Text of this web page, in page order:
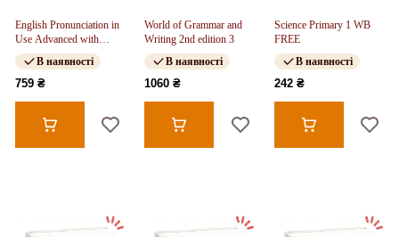
English Pronunciation in
Use Advanced with
Answers and
Downloadable Audio
В наявності
759 ₴
World of Grammar and
Writing 2nd edition 3
В наявності
1060 ₴
Science Primary 1 WB
FREE
В наявності
242 ₴